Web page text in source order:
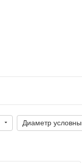
Диаметр